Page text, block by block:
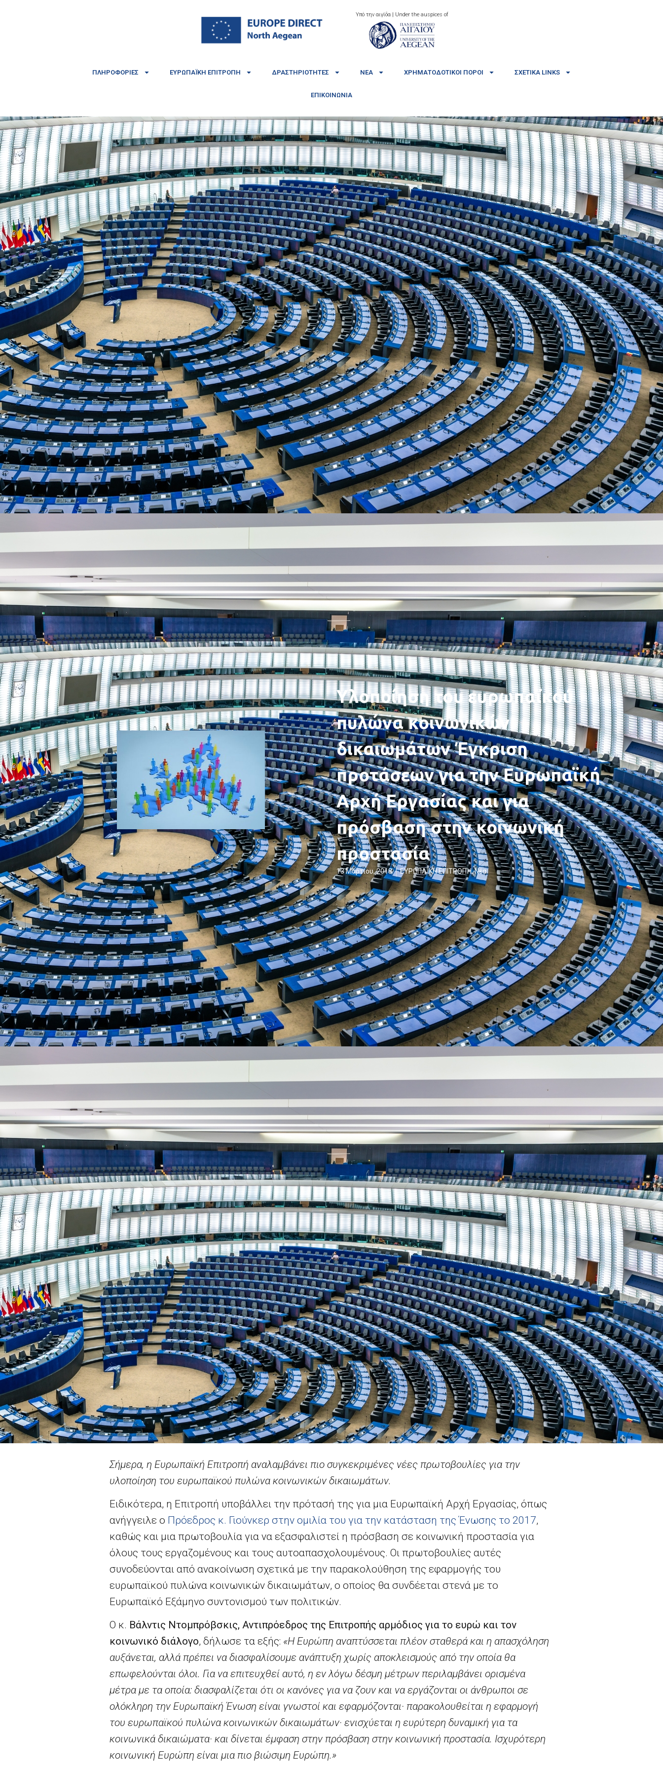
Υπό την αιγίδα | Under the auspices of
ΠΛΗΡΟΦΟΡΊΕΣ ΕΥΡΩΠΑΪΚΉ ΕΠΙΤΡΟΠΉ ΔΡΑΣΤΗΡΙΌΤΗΤΕΣ ΝΈΑ ΧΡΗΜΑΤΟΔΟΤΙΚΟΊ ΠΌΡΟΙ ΣΧΕΤΙΚΆ LINKS
ΕΠΙΚΟΙΝΩΝΊΑ
Υλοποίηση του ευρωπαϊκού
πυλώνα κοινωνικών
δικαιωμάτων Έγκριση
προτάσεων για την Ευρωπαϊκή
Αρχή Εργασίας και για
πρόσβαση στην κοινωνική
προστασία
13 Μαρτίου, 2018 ΕΥΡΩΠΑΪΚΗ ΕΠΙΤΡΟΠΉ,Νέα
Σήμερα, η Ευρωπαϊκή Επιτροπή αναλαμβάνει πιο συγκεκριμένες νέες πρωτοβουλίες για την
υλοποίηση του ευρωπαϊκού πυλώνα κοινωνικών δικαιωμάτων.
Ειδικότερα, η Επιτροπή υποβάλλει την πρότασή της για μια Ευρωπαϊκή Αρχή Εργασίας, όπως
ανήγγειλε ο Πρόεδρος κ. Γιούνκερ στην ομιλία του για την κατάσταση της Ένωσης το 2017,
καθώς και μια πρωτοβουλία για να εξασφαλιστεί η πρόσβαση σε κοινωνική προστασία για
όλους τους εργαζομένους και τους αυτοαπασχολουμένους. Οι πρωτοβουλίες αυτές
συνοδεύονται από ανακοίνωση σχετικά με την παρακολούθηση της εφαρμογής του
ευρωπαϊκού πυλώνα κοινωνικών δικαιωμάτων, ο οποίος θα συνδέεται στενά με το
Ευρωπαϊκό Εξάμηνο συντονισμού των πολιτικών.
Ο κ. Bάλντις Ντομπρόβσκις, Αντιπρόεδρος της Επιτροπής αρμόδιος για το ευρώ και τον
κοινωνικό διάλογο, δήλωσε τα εξής: «Η Ευρώπη αναπτύσσεται πλέον σταθερά και η απασχόληση
αυξάνεται, αλλά πρέπει να διασφαλίσουμε ανάπτυξη χωρίς αποκλεισμούς από την οποία θα
επωφελούνται όλοι. Για να επιτευχθεί αυτό, η εν λόγω δέσμη μέτρων περιλαμβάνει ορισμένα
μέτρα με τα οποία: διασφαλίζεται ότι οι κανόνες για να ζουν και να εργάζονται οι άνθρωποι σε
ολόκληρη την Ευρωπαϊκή Ένωση είναι γνωστοί και εφαρμόζονται· παρακολουθείται η εφαρμογή
του ευρωπαϊκού πυλώνα κοινωνικών δικαιωμάτων· ενισχύεται η ευρύτερη δυναμική για τα
κοινωνικά δικαιώματα· και δίνεται έμφαση στην πρόσβαση στην κοινωνική προστασία. Ισχυρότερη
κοινωνική Ευρώπη είναι μια πιο βιώσιμη Ευρώπη.»